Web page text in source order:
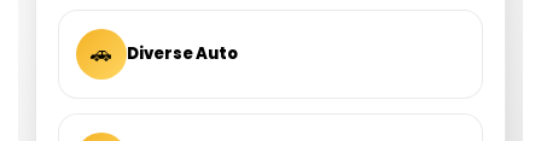
🚗 Diverse Auto